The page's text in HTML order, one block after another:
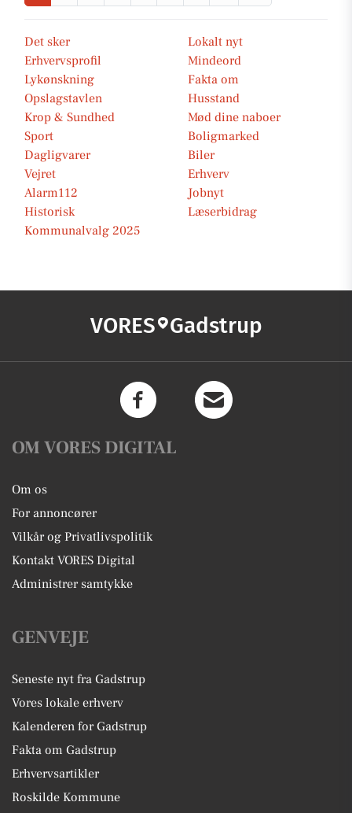
Det sker
Lokalt nyt
Erhvervsprofil
Mindeord
Lykønskning
Fakta om
Opslagstavlen
Husstand
Krop & Sundhed
Mød dine naboer
Sport
Boligmarked
Dagligvarer
Biler
Vejret
Erhverv
Alarm112
Jobnyt
Historisk
Læserbidrag
Kommunalvalg 2025
VORES Gadstrup
OM VORES DIGITAL
Om os
For annoncører
Vilkår og Privatlivspolitik
Kontakt VORES Digital
Administrer samtykke
GENVEJE
Seneste nyt fra Gadstrup
Vores lokale erhverv
Kalenderen for Gadstrup
Fakta om Gadstrup
Erhvervsartikler
Roskilde Kommune